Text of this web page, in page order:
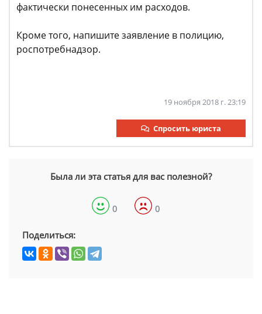
фактически понесенных им расходов.
Кроме того, напишите заявление в полицию,
роспотребнадзор.
19 ноября 2018 г. 23:19
Спросить юриста
Была ли эта статья для вас полезной?
0 0
Поделиться: